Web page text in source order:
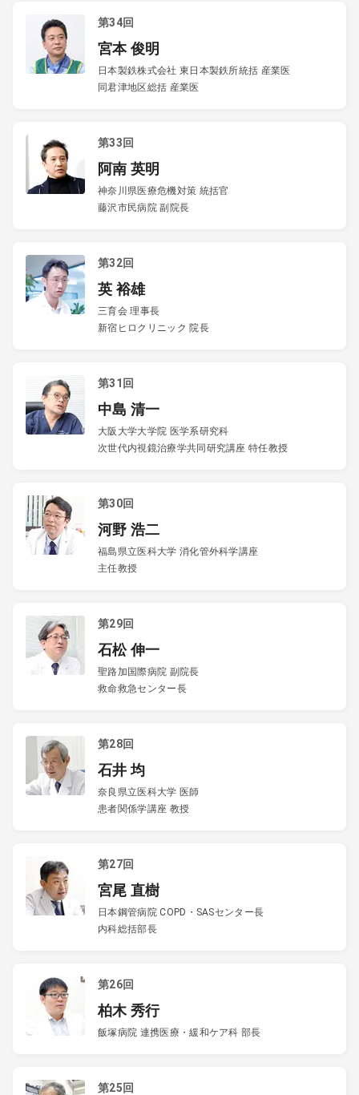
第34回
宮本 俊明
日本製鉄株式会社 東日本製鉄所統括 産業医
同君津地区総括 産業医
第33回
阿南 英明
神奈川県医療危機対策 統括官
藤沢市民病院 副院長
第32回
英 裕雄
三育会 理事長
新宿ヒロクリニック 院長
第31回
中島 清一
大阪大学大学院 医学系研究科
次世代内視鏡治療学共同研究講座 特任教授
第30回
河野 浩二
福島県立医科大学 消化管外科学講座
主任教授
第29回
石松 伸一
聖路加国際病院 副院長
救命救急センター長
第28回
石井 均
奈良県立医科大学 医師
患者関係学講座 教授
第27回
宮尾 直樹
日本鋼管病院 COPD・SASセンター長
内科総括部長
第26回
柏木 秀行
飯塚病院 連携医療・緩和ケア科 部長
第25回